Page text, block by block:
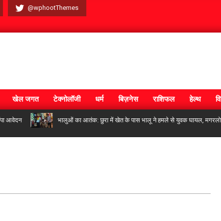
@wphootThemes
खेल जगत टेक्नोलॉजी धर्म बिज़नेस राशिफल हेल्थ
भालुओं का आतंक: छुरा में खेत के पास भालू ने हमले से युवक घायल, मगरलोड में